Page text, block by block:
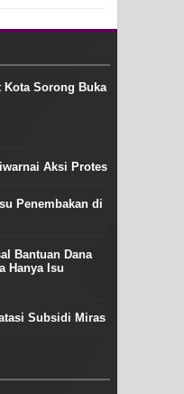
Kota Sorong Buka
Aksi Protes
Penembakan di
Bantuan Dana
Hanya Isu
Subsidi Miras